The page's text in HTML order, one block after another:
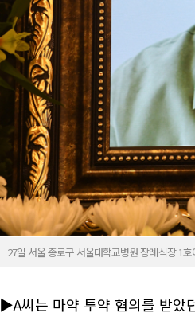
27일 서울 종로구 서울대학교병원 장례식장 1
▶A씨는 마약 투약 혐의를 받았